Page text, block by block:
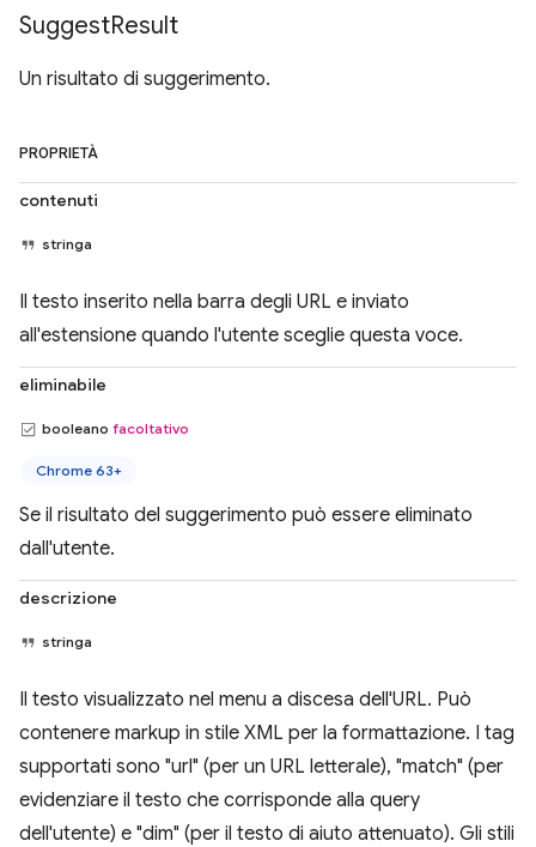
SuggestResult
Un risultato di suggerimento.
PROPRIETÀ
contenuti
stringa
Il testo inserito nella barra degli URL e inviato
all'estensione quando l'utente sceglie questa voce.
eliminabile
booleano facoltativo
Chrome 63+
Se il risultato del suggerimento può essere eliminato
dall'utente.
descrizione
stringa
Il testo visualizzato nel menu a discesa dell'URL. Può
contenere markup in stile XML per la formattazione. I tag
supportati sono "url" (per un URL letterale), "match" (per
evidenziare il testo che corrisponde alla query
dell'utente) e "dim" (per il testo di aiuto attenuato). Gli stili